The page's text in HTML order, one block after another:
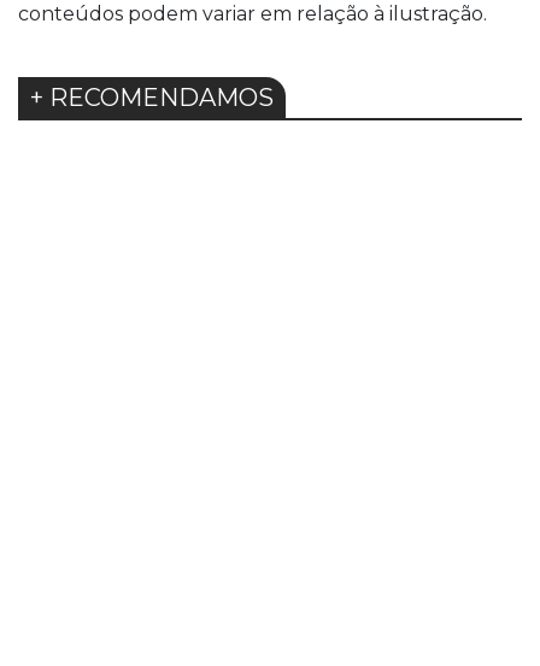
conteúdos podem variar em relação à ilustração.
+ RECOMENDAMOS